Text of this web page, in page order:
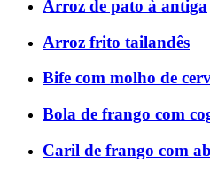
Arroz de pato à antiga
Arroz frito tailandês
Bife com molho de
Bola de frango com
Caril de frango com